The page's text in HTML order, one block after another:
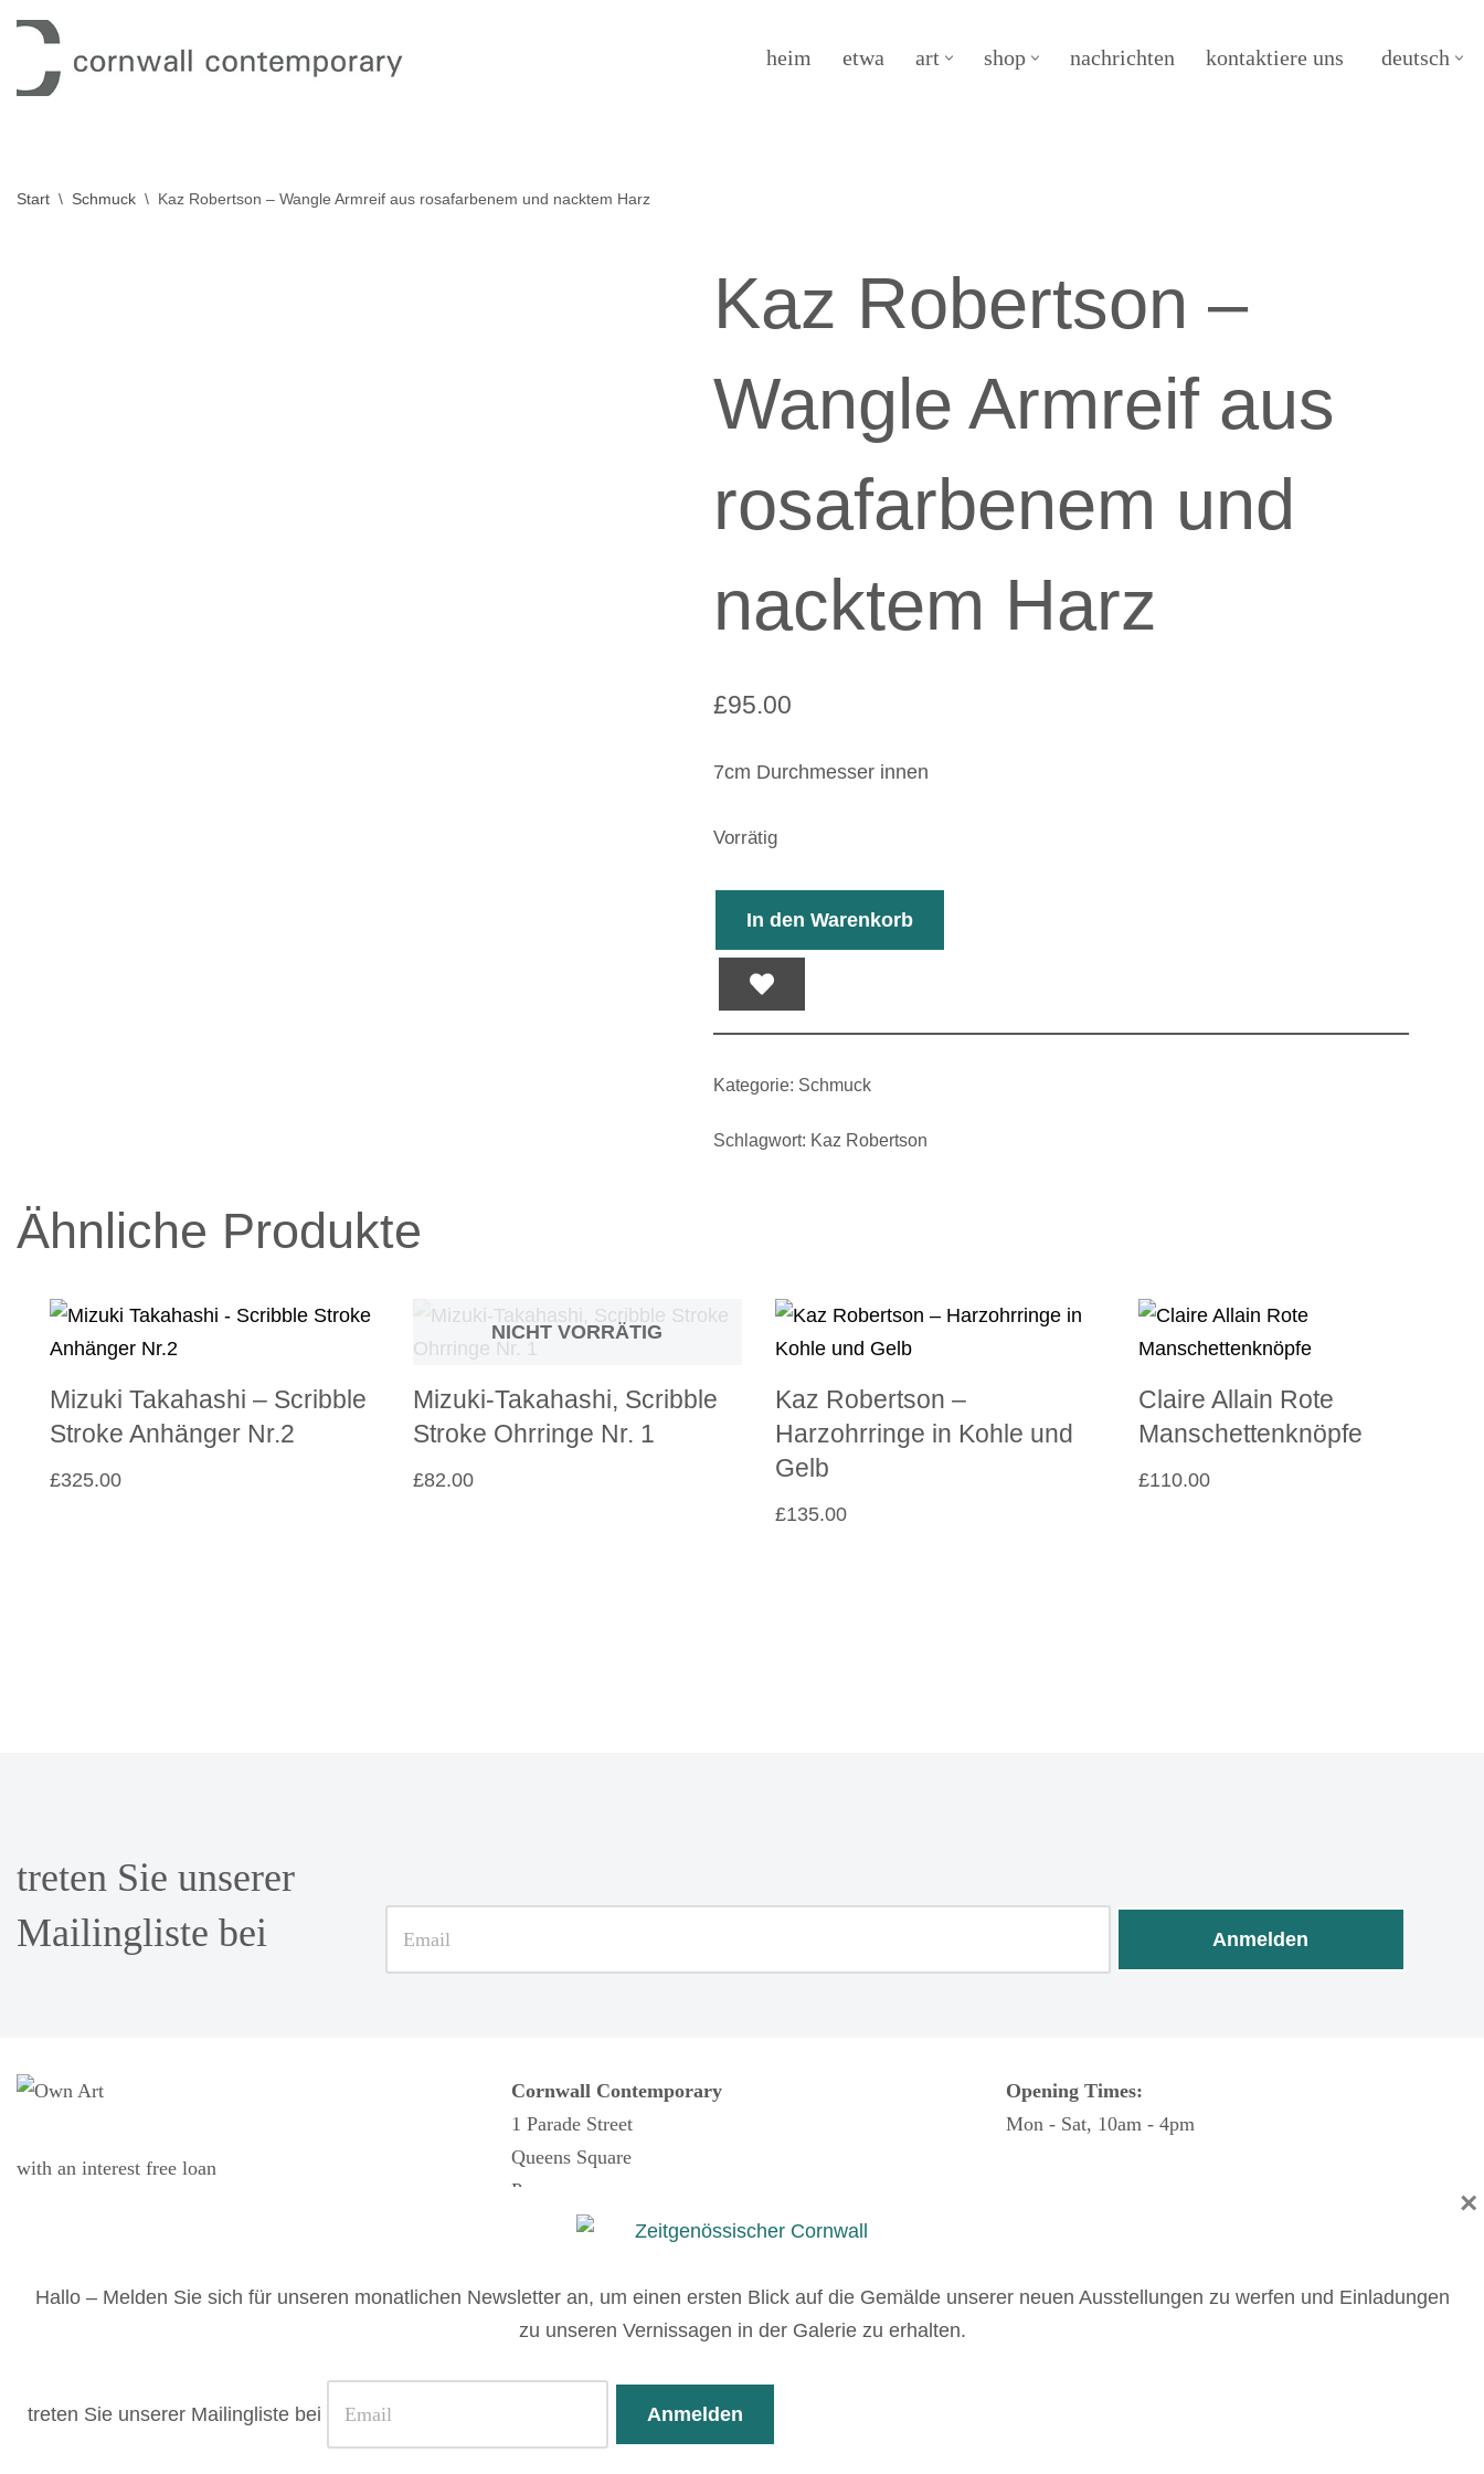
Inhalt
heim etwa art shop nachrichten kontaktiere uns deutsch
Start \ Schmuck \ Kaz Robertson – Wangle Armreif aus rosafarbenem und nacktem Harz
Kaz Robertson –
Wangle Armreif aus
rosafarbenem und
nacktem Harz
£95.00
7cm Durchmesser innen
Vorrätig
In den Warenkorb
Kategorie: Schmuck
Schlagwort: Kaz Robertson
Ähnliche Produkte
Mizuki Takahashi – Scribble
Stroke Anhänger Nr.2
£325.00
NICHT VORRÄTIG
Mizuki-Takahashi, Scribble
Stroke Ohrringe Nr. 1
£82.00
Kaz Robertson –
Harzohrringe in Kohle und
Gelb
£135.00
Claire Allain Rote
Manschettenknöpfe
£110.00
treten Sie unserer
Mailingliste bei
with an interest free loan
Cornwall Contemporary
1 Parade Street
Queens Square
Penzance
Cornwall
Telephone:+44 (0)1736 874749
Opening Times:
Mon - Sat, 10am - 4pm
The credit advertised is provided by one credit provider with whom we have a commercial relationship
Hallo – Melden Sie sich für unseren monatlichen Newsletter an, um einen ersten Blick auf die Gemälde unserer neuen Ausstellungen zu werfen und Einladungen
zu unseren Vernissagen in der Galerie zu erhalten.
treten Sie unserer Mailingliste bei
×